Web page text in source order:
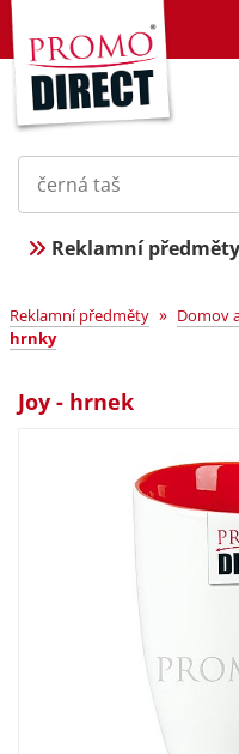
Reklamní předměty
Reklamní předměty » Domov
hrnky
Joy - hrnek